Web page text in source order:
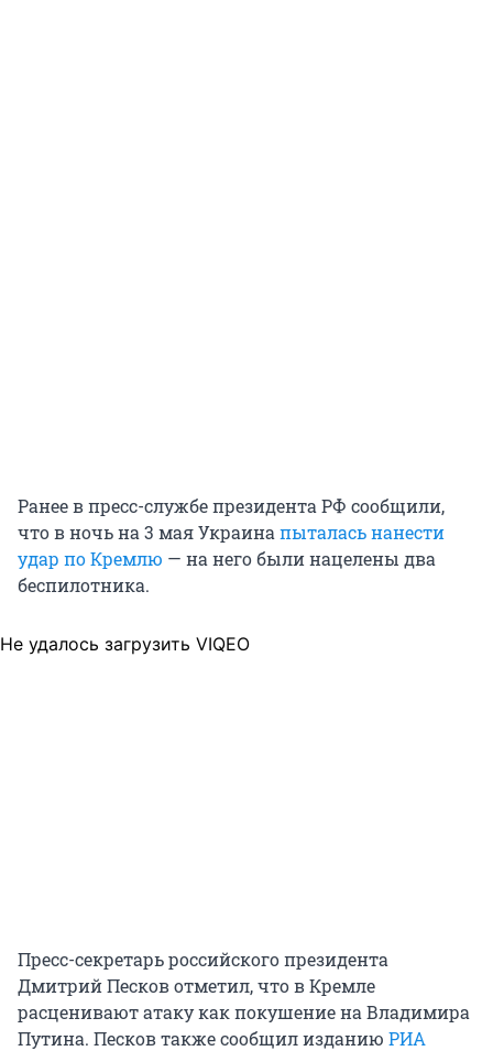
Ранее в пресс-службе президента РФ сообщили,
что в ночь на 3 мая Украина пыталась нанести
удар по Кремлю — на него были нацелены два
беспилотника.
Не удалось загрузить VIQEO
Пресс-секретарь российского президента
Дмитрий Песков отметил, что в Кремле
расценивают атаку как покушение на Владимира
Путина. Песков также сообщил изданию РИА